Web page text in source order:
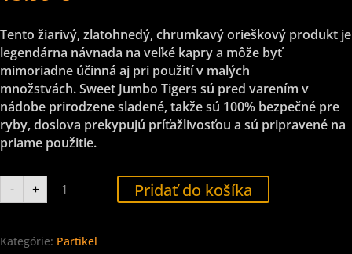
Tento žiarivý, zlatohnedý, chrumkavý orieškový produkt je
legendárna návnada na veľké kapry a môže byť
mimoriadne účinná aj pri použití v malých
množstvách.Sweet Jumbo Tigers sú pred varením v
nádobe prirodzene sladené, takže sú 100% bezpečné pre
ryby, doslova prekypujú príťažlivosťou a sú pripravené na
priame použitie.
-
množstvo
Moore
JUMBO
TIGERS
(FRESH)
+ Pridať do košíka
Kategórie: Partikel